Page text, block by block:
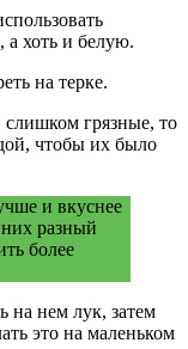
а хоть и белую.
на терке.
грязные, то
чтобы их было
и вкуснее
них разный
более
на нем лук, затем
это на маленьком